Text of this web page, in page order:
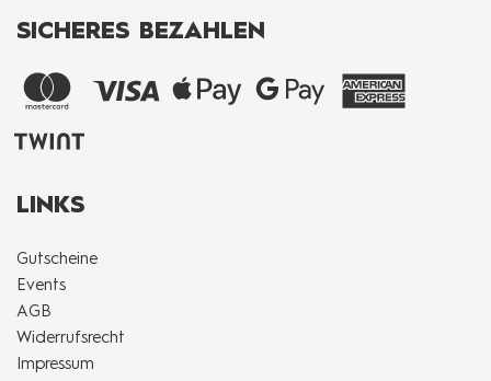
SICHERES BEZAHLEN
LINKS
Gutscheine
Events
AGB
Widerrufsrecht
Impressum